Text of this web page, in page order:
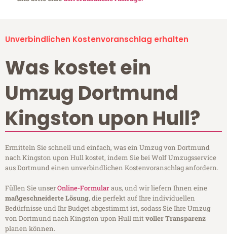
Unverbindlichen Kostenvoranschlag erhalten
Was kostet ein
Umzug Dortmund
Kingston upon Hull?
Ermitteln Sie schnell und einfach, was ein Umzug von Dortmund
nach Kingston upon Hull kostet, indem Sie bei Wolf Umzugsservice
aus Dortmund einen unverbindlichen Kostenvoranschlag anfordern.
Füllen Sie unserOnline-Formularaus, und wir liefern Ihnen eine
maßgeschneiderte Lösung, die perfekt auf Ihre individuellen
Bedürfnisse und Ihr Budget abgestimmt ist, sodass Sie Ihre Umzug
von Dortmund nach Kingston upon Hull mitvoller Transparenz
planen können.